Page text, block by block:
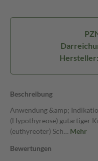
Beschreibung
Anwendung &amp;
(Hypothyreose) gutartiger
(euthyreoter) Sch… Mehr
Bewertungen